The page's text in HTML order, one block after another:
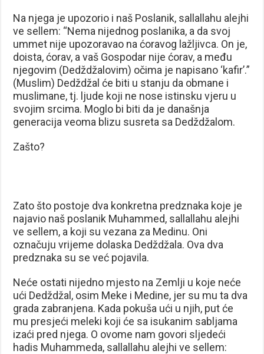
Na njega je upozorio i naš Poslanik, sallallahu alejhi
ve sellem: “Nema nijednog poslanika, a da svoj
ummet nije upozoravao na ćoravog lažljivca. On je,
doista, ćorav, a vaš Gospodar nije ćorav, a među
njegovim (Dedždžalovim) očima je napisano ‘kafir’.”
(Muslim) Dedždžal će biti u stanju da obmane i
muslimane, tj. ljude koji ne nose istinsku vjeru u
svojim srcima. Moglo bi biti da je današnja
generacija veoma blizu susreta sa Dedždžalom.
Zašto?
Zato što postoje dva konkretna predznaka koje je
najavio naš poslanik Muhammed, sallallahu alejhi
ve sellem, a koji su vezana za Medinu. Oni
označuju vrijeme dolaska Dedždžala. Ova dva
predznaka su se već pojavila.
Neće ostati nijedno mjesto na Zemlji u koje neće
ući Dedždžal, osim Meke i Medine, jer su mu ta dva
grada zabranjena. Kada pokuša ući u njih, put će
mu presjeći meleki koji će sa isukanim sabljama
izaći pred njega. O ovome nam govori sljedeći
hadis Muhammeda, sallallahu alejhi ve sellem: